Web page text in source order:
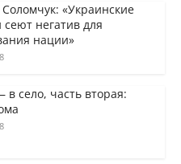
«Украинские
сеют негатив для
нации»
село, часть вторая: